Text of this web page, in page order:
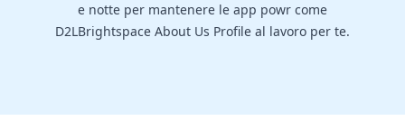
e notte per mantenere le app powr come
D2LBrightspace About Us Profile al lavoro per te.